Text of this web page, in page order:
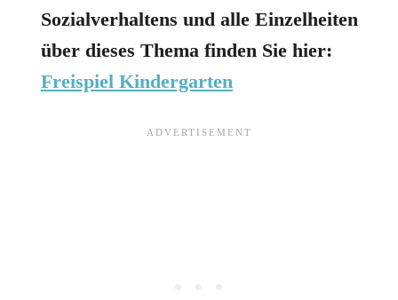
Sozialverhaltens und alle Einzelheiten
über dieses Thema finden Sie hier:
Freispiel Kindergarten